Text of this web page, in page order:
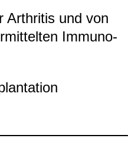
Arthri­tis und von
Immu­no­